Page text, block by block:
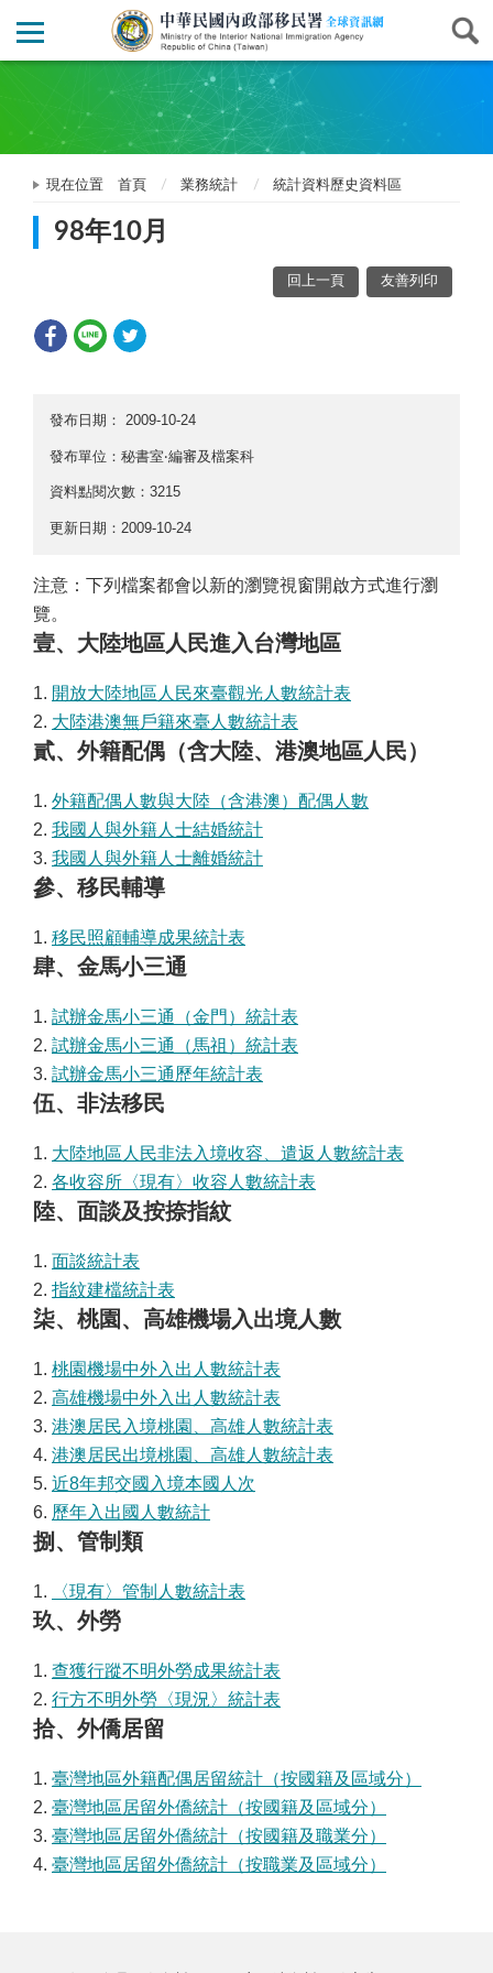
現在位置 首頁 業務統計 統計資料歷史資料區
98年10月
回上一頁 友善列印
發布日期： 2009-10-24
發布單位：秘書室‧編審及檔案科
資料點閱次數：3215
更新日期：2009-10-24
注意：下列檔案都會以新的瀏覽視窗開啟方式進行瀏
覽。
壹、大陸地區人民進入台灣地區
1. 開放大陸地區人民來臺觀光人數統計表
2. 大陸港澳無戶籍來臺人數統計表
貳、外籍配偶（含大陸、港澳地區人民）
1. 外籍配偶人數與大陸（含港澳）配偶人數
2. 我國人與外籍人士結婚統計
3. 我國人與外籍人士離婚統計
參、移民輔導
1. 移民照顧輔導成果統計表
肆、金馬小三通
1. 試辦金馬小三通（金門）統計表
2. 試辦金馬小三通（馬祖）統計表
3. 試辦金馬小三通歷年統計表
伍、非法移民
1. 大陸地區人民非法入境收容、遣返人數統計表
2. 各收容所〈現有〉收容人數統計表
陸、面談及按捺指紋
1. 面談統計表
2. 指紋建檔統計表
柒、桃園、高雄機場入出境人數
1. 桃園機場中外入出人數統計表
2. 高雄機場中外入出人數統計表
3. 港澳居民入境桃園、高雄人數統計表
4. 港澳居民出境桃園、高雄人數統計表
5. 近8年邦交國入境本國人次
6. 歷年入出國人數統計
捌、管制類
1. 〈現有〉管制人數統計表
玖、外勞
1. 查獲行蹤不明外勞成果統計表
2. 行方不明外勞〈現況〉統計表
拾、外僑居留
1. 臺灣地區外籍配偶居留統計（按國籍及區域分）
2. 臺灣地區居留外僑統計（按國籍及區域分）
3. 臺灣地區居留外僑統計（按國籍及職業分）
4. 臺灣地區居留外僑統計（按職業及區域分）